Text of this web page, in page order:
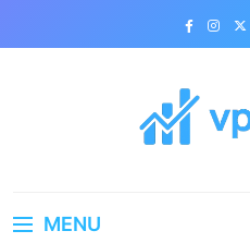
MENU